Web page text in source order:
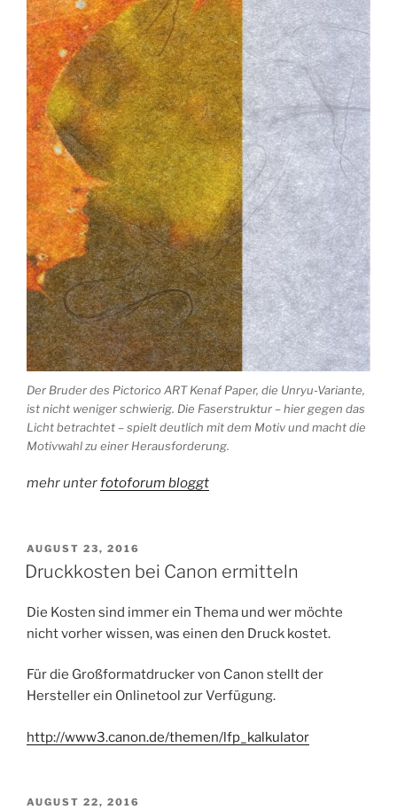
Der Bruder des Pictorico ART Kenaf Paper, die Unryu-Variante,
ist nicht weniger schwierig. Die Faserstruktur – hier gegen das
Licht betrachtet – spielt deutlich mit dem Motiv und macht die
Motivwahl zu einer Herausforderung.
mehr unterfotoforum bloggt
VERÖFFENTLICHT
AM
AUGUST 23, 2016
Druckkosten bei Canon ermitteln
Die Kosten sind immer ein Thema und wer möchte
nicht vorher wissen, was einen den Druck kostet.
Für die Großformatdrucker von Canon stellt der
Hersteller ein Onlinetool zur Verfügung.
http://www3.canon.de/themen/lfp_kalkulator
VERÖFFENTLICHT
AUGUST 22, 2016